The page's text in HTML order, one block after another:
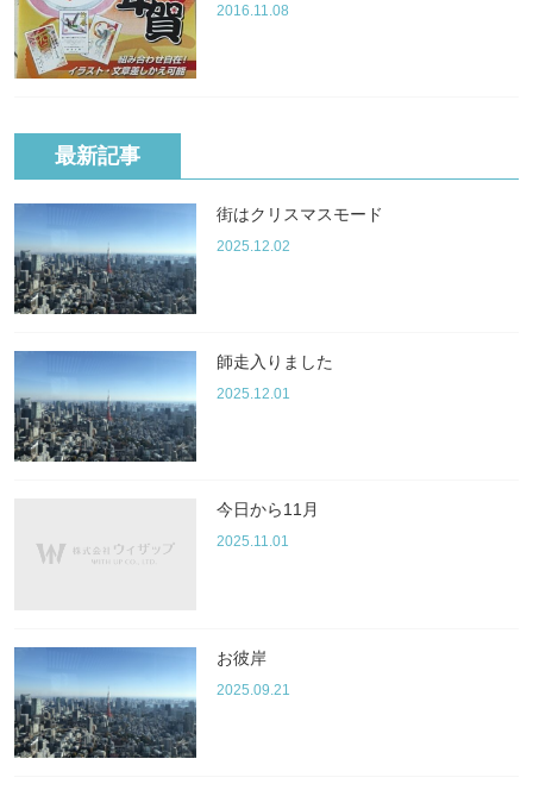
2016.11.08
最新記事
街はクリスマスモード
2025.12.02
師走入りました
2025.12.01
今日から11月
2025.11.01
お彼岸
2025.09.21